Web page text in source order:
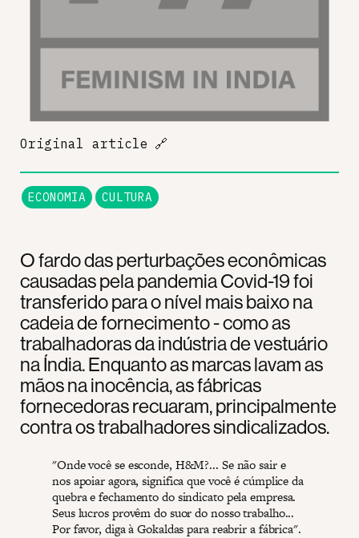
O fardo das perturbações econômicas
causadas pela pandemia Covid-19 foi
transferido para o nível mais baixo na
cadeia de fornecimento - como as
trabalhadoras da indústria de vestuário
na Índia. Enquanto as marcas lavam as
mãos na inocência, as fábricas
fornecedoras recuaram, principalmente
contra os trabalhadores sindicalizados.
"Onde você se esconde, H&M?... Se não sair e
nos apoiar agora, significa que você é cúmplice da
quebra e fechamento do sindicato pela empresa.
Seus lucros provêm do suor do nosso trabalho...
Por favor, diga à Gokaldas para reabrir a fábrica".
Original article 🔗
ECONOMIA CULTURA